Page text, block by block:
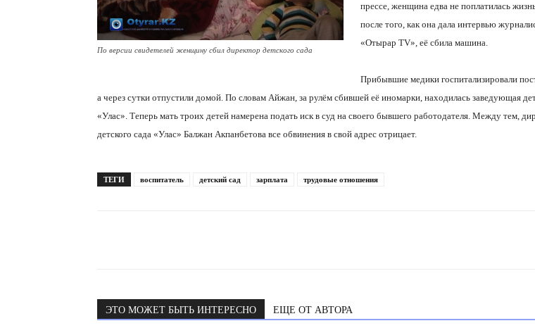
По версии свидетелей женщину сбил директор детского сада
прессе, женщина едва не поплатилась
после того, как она дала интервью
«Отырар TV», её сбила машина.
Прибывшие медики госпитализировали
а через сутки отпустили домой. По словам Айжан, за рулём сбившей её иномарки, находилась заведующая
«Улас». Теперь мать троих детей намерена подать иск в суд на своего бывшего работодателя. Между тем,
детского сада «Улас» Балжан Акпанбетова все обвинения в свой адрес отрицает.
ТЕГИ воспитатель детский сад зарплата трудовые отношения
ЭТО МОЖЕТ БЫТЬ ИНТЕРЕСНО ЕЩЕ ОТ АВТОРА